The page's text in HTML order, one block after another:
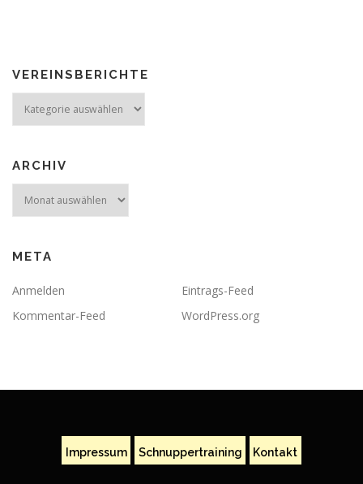
VEREINSBERICHTE
ARCHIV
META
Anmelden
Eintrags-Feed
Kommentar-Feed
WordPress.org
Impressum Schnuppertraining Kontakt